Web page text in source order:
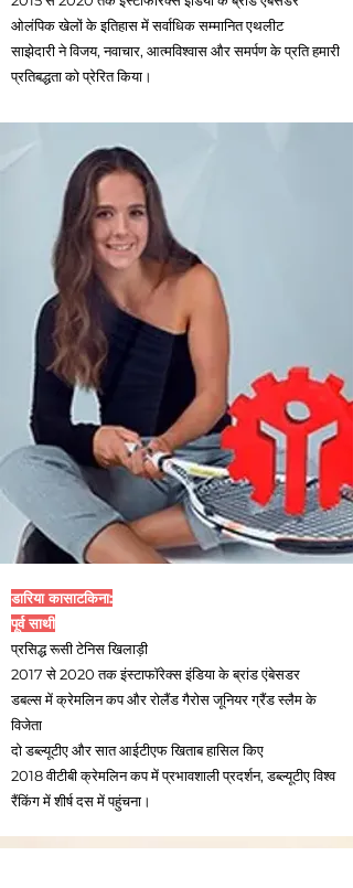
ओलंपिक खेलों के इतिहास में सर्वाधिक सम्मानित एथलीट
साझेदारी ने विजय, नवाचार, आत्मविश्वास और समर्पण के प्रति हमारी
प्रतिबद्धता को प्रेरित किया।
डारिया कासाटकिना:
पूर्व साथी
प्रसिद्ध रूसी टेनिस खिलाड़ी
2017 से 2020 तक इंस्टाफॉरेक्स इंडिया के ब्रांड एंबेसडर
डबल्स में क्रेमलिन कप और रोलैंड गैरोस जूनियर ग्रैंड स्लैम के
विजेता
दो डब्ल्यूटीए और सात आईटीएफ खिताब हासिल किए
2018 वीटीबी क्रेमलिन कप में प्रभावशाली प्रदर्शन, डब्ल्यूटीए विश्व
रैंकिंग में शीर्ष दस में पहुंचना।